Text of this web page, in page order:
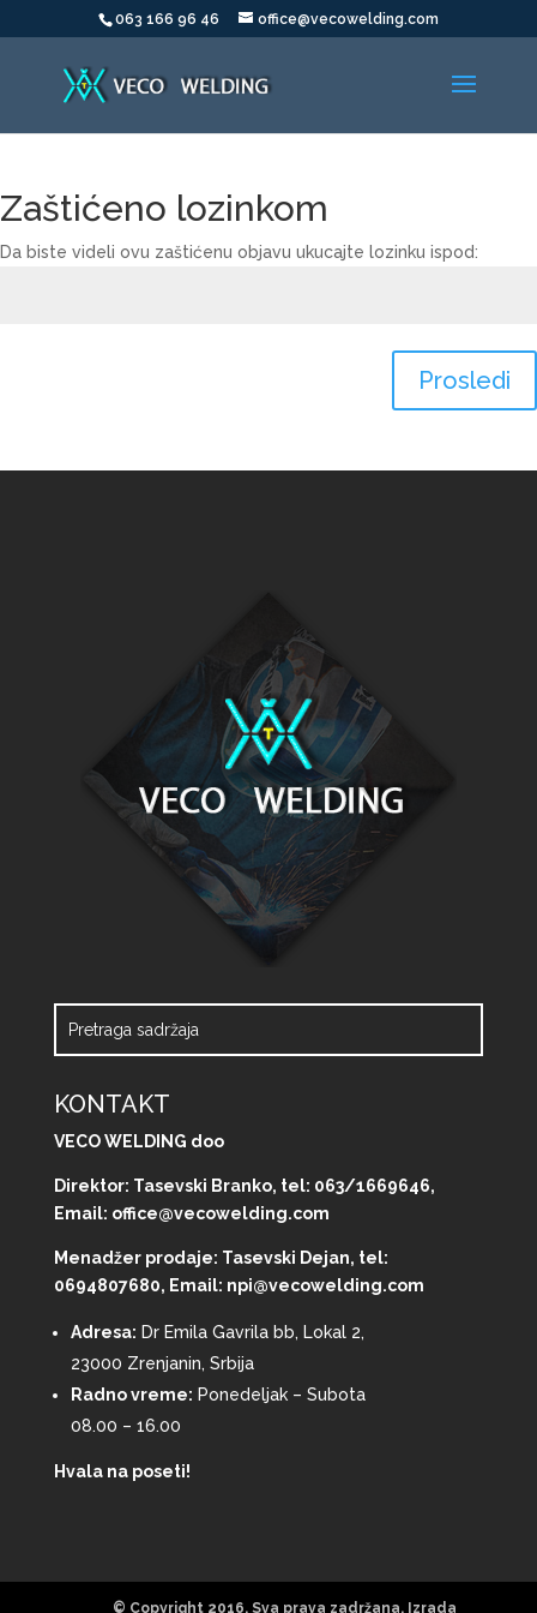
063 166 96 46 office@vecowelding.com
Zaštićeno lozinkom
Da biste videli ovu zaštićenu objavu ukucajte lozinku ispod:
Prosledi
KONTAKT
VECO WELDING doo
Direktor: Tasevski Branko, tel: 063/1669646,
Email: office@vecowelding.com
Menadžer prodaje: Tasevski Dejan, tel:
0694807680, Email: npi@vecowelding.com
Adresa: Dr Emila Gavrila bb, Lokal 2,
23000 Zrenjanin, Srbija
Radno vreme: Ponedeljak – Subota
08.00 – 16.00
Hvala na poseti!
© Copyright 2016. Sva prava zadržana. Izrada